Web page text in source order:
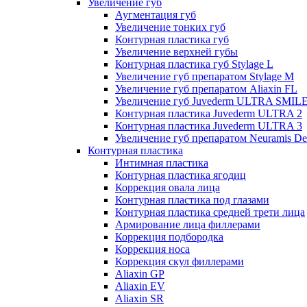
Увеличение губ
Аугментация губ
Увеличение тонких губ
Контурная пластика губ
Увеличение верхней губы
Контурная пластика губ Stylage L
Увеличение губ препаратом Stylage M
Увеличение губ препаратом Aliaxin FL
Увеличение губ Juvederm ULTRA
Контурная пластика Juvederm ULTRA 2
Контурная пластика Juvederm ULTRA 3
Увеличение губ препаратом Neuramis
Контурная пластика
Интимная пластика
Контурная пластика ягодиц
Коррекция овала лица
Контурная пластика под глазами
Контурная пластика средней трети лица
Армирование лица филлерами
Коррекция подбородка
Коррекция носа
Коррекция скул филлерами
Aliaxin GP
Aliaxin EV
Aliaxin SR